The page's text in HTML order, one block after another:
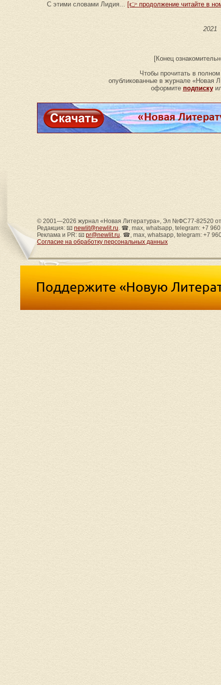
С этими словами Лидия... [👉 продолжение читайте в
2021
[Конец
Чтобы прочитать в
опубликованные в журнале «Новая
оформите подписку
© 2001—2026 журнал «Новая Литература», Эл №ФС77-82520
Редакция: 📧 newlit@newlit.ru. ☎, max, whatsapp, telegram: +7
Реклама и PR: 📧 pr@newlit.ru. ☎, max, whatsapp, telegram: +7
Согласие на обработку персональных данных